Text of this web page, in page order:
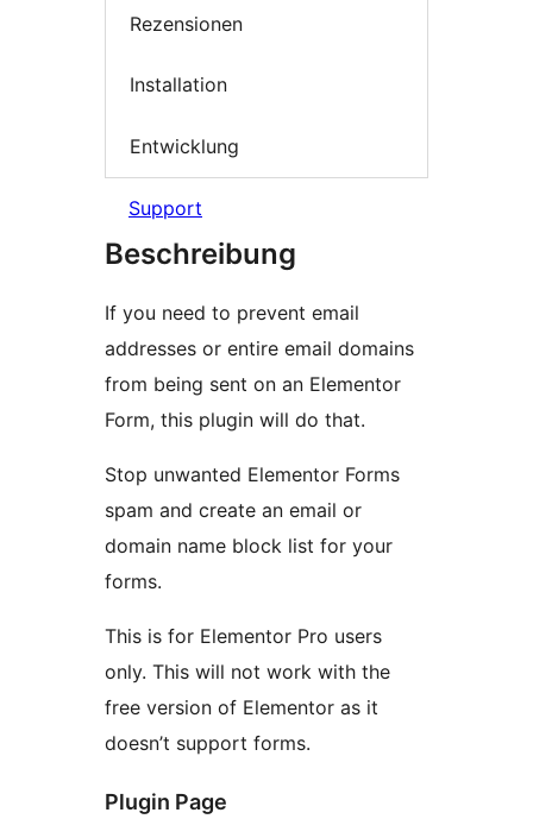
Rezensionen
Installation
Entwicklung
Support
Beschreibung
If you need to prevent email
addresses or entire email domains
from being sent on an Elementor
Form, this plugin will do that.
Stop unwanted Elementor Forms
spam and create an email or
domain name block list for your
forms.
This is for Elementor Pro users
only. This will not work with the
free version of Elementor as it
doesn’t support forms.
Plugin Page